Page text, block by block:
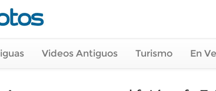
Videos Antiguos Turismo En